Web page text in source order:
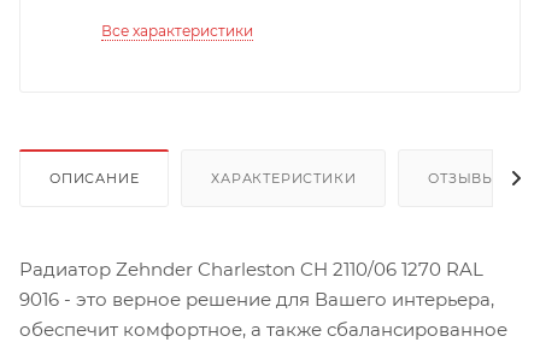
Все характеристики
ОПИСАНИЕ ХАРАКТЕРИСТИКИ ОТЗЫВЫ
Радиатор Zehnder Charleston CH 2110/06 1270 RAL
9016 - это верное решение для Вашего интерьера,
обеспечит комфортное, а также сбалансированное